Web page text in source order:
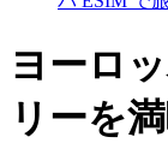
ヨーロ
リーを